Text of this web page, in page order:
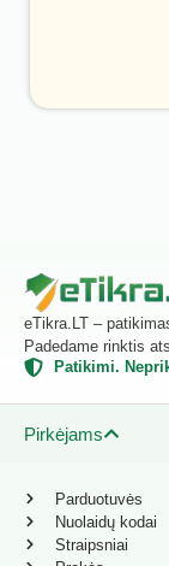
eTikra.LT –
Padedame rinktis
Patikimi.
Pirkėjams
Parduotuvės
Nuolaidų kodai
Straipsniai